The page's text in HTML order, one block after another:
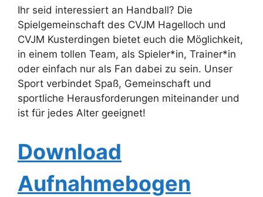
Ihr seid interessiert an Handball? Die
Spielgemeinschaft des CVJM Hagelloch und
CVJM Kusterdingen bietet euch die Möglichkeit,
in einem tollen Team, als Spieler*in, Trainer*in
oder einfach nur als Fan dabei zu sein. Unser
Sport verbindet Spaß, Gemeinschaft und
sportliche Herausforderungen miteinander und
ist für jedes Alter geeignet!
Download
Aufnahmebogen